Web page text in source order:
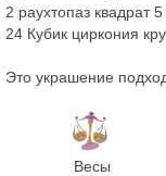
2 раухтопаз квадрат
24 Кубик циркония
Это украшение
Весы